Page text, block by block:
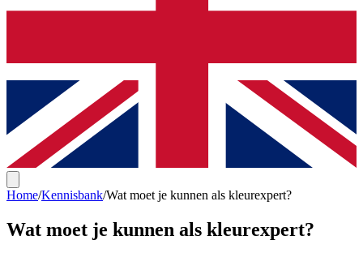
Home/Kennisbank/Wat moet je kunnen als kleurexpert?
Wat moet je kunnen als kleurexpert?